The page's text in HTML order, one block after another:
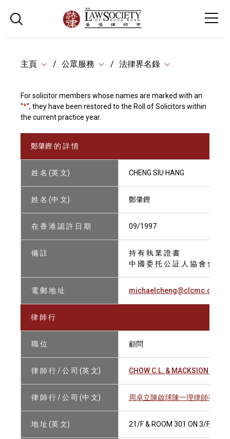
主頁 公眾服務 法律界名錄
For solicitor members whose names are marked with an
"*", they have been restored to the Roll of Solicitors within
the current practice year.
鄭肇鏗 的 詳 情
姓 名 (英 文) CHENG SIU HANG
姓 名 (中 文) 鄭肇鏗
在 香 港 認 許 日 期 09/1997
備 註
持 有 執 業 證 書
中 國 委 托 公 証 人 協 會 會 員
電 郵 地 址
律 師 行
職 位 顧問
律 師 行 / 公 司 (英 文) CHOW C.L. & MACKSION
律 師 行 / 公 司 (中 文) 周卓立陳啟球陳一理律師事務所
地 址 (英 文) 21/F & ROOM 301 ON 3/F,